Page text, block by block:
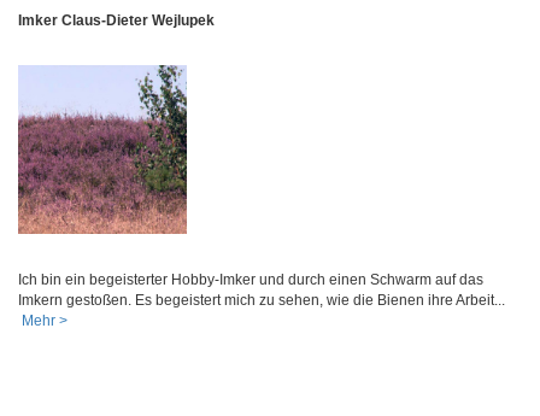
Imker Claus-Dieter Wejlupek
Ich bin ein begeisterter Hobby-Imker und durch einen Schwarm auf das
Imkern gestoßen. Es begeistert mich zu sehen, wie die Bienen ihre Arbeit...
Mehr >